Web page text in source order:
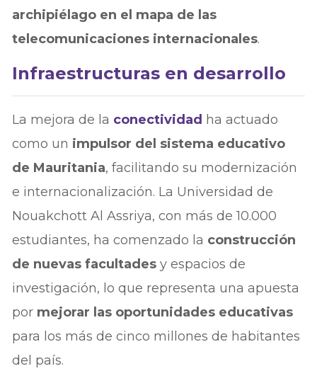
archipiélago en el mapa de las
telecomunicaciones internacionales.
Infraestructuras en desarrollo
La mejora de la conectividad ha actuado
como un impulsor del sistema educativo
de Mauritania, facilitando su modernización
e internacionalización. La Universidad de
Nouakchott Al Assriya, con más de 10.000
estudiantes, ha comenzado la construcción
de nuevas facultades y espacios de
investigación, lo que representa una apuesta
por mejorar las oportunidades educativas
para los más de cinco millones de habitantes
del país.